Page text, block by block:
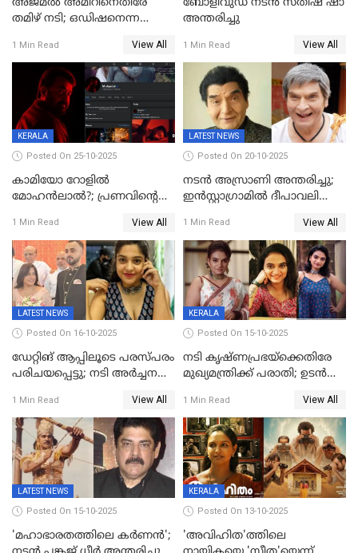
അജ്മല്‍ അമീറിനെതിരേ
തമിഴ് നടി; ഒഡിഷനെന്ന
വിളിച്ചു, മോശം പെരുമാറ്റം
1 Min Read View All
ബോളിവുഡ് നടൻ സതീഷ് ഷാ
അന്തരിച്ചു
1 Min Read View All
KERALA
Posted On 25-10-2025
കാമിയോ റോളിൽ
മോഹൻലാൽ?; പ്രണവിന്റെ
പിന്നാലെ ഡിപി; ചർച്ചയായി
സോഷ്യൽ മീഡിയ ചിത്രങ്ങൾ
1 Min Read View All
LATEST NEWS
Posted On 20-10-2025
നടന്‍ അസ്രാണി അന്തരിച്ചു;
ഇന്‍‌സ്റ്റാഗ്രാമില്‍ ദീപാവലി
മണിക്കൂറുകള്‍ക്കകം
വിയോഗം
1 Min Read View All
LATEST NEWS
Posted On 16-10-2025
ഡേറ്റിങ് ആപ്പിലൂടെ പരസ്പരം
പരിചയപ്പെട്ടു; നടി അർച്ചന
1 Min Read View All
KERALA
Posted On 15-10-2025
നടി കൃഷ്ണപ്രഭയ്‌ക്കെതിരേ
മുഖ്യമന്ത്രിക്ക് പരാതി; ഉടൻ
പരാതിയിൽ
1 Min Read View All
LATEST NEWS
Posted On 15-10-2025
'മഹാഭാരതത്തിലെ കർണന്‍';
KERALA
Posted On 13-10-2025
'അവിഹിത'ത്തിലെ